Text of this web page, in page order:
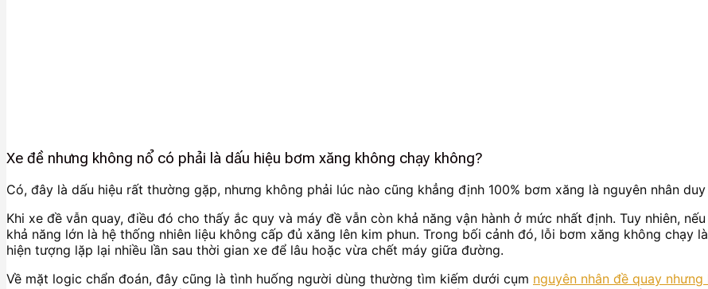
Xe đề nhưng không nổ có phải là dấu hiệu bơm xăng không chạy không?
Có, đây là dấu hiệu rất thường gặp, nhưng không phải lúc nào cũng khẳng định 100% bơm xăng là nguyên nhân duy
Khi xe đề vẫn quay, điều đó cho thấy ắc quy và máy đề vẫn còn khả năng vận hành ở mức nhất định. Tuy nhiên,
khả năng lớn là hệ thống nhiên liệu không cấp đủ xăng lên kim phun. Trong bối cảnh đó, lỗi bơm xăng không chạy
hiện tượng lặp lại nhiều lần sau thời gian xe để lâu hoặc vừa chết máy giữa đường.
Về mặt logic chẩn đoán, đây cũng là tình huống người dùng thường tìm kiếm dưới cụm nguyên nhân đề quay nhưng